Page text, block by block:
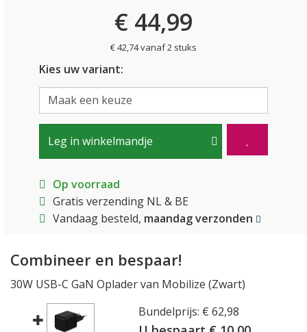
€ 44,99
€ 42,74 vanaf 2 stuks
Kies uw variant:
Leg in winkelmandje
Op voorraad
Gratis verzending NL & BE
Vandaag besteld, maandag verzonden
Combineer en bespaar!
30W USB-C GaN Oplader van Mobilize (Zwart)
Bundelprijs: € 62,98